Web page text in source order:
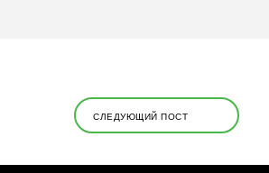
СЛЕДУЮЩИЙ ПОСТ